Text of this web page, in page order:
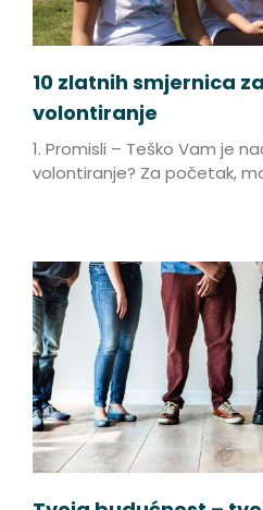
10 zlatnih smjernica
volontiranje
1. Promisli – Teško Vam je
volontiranje? Za početak,